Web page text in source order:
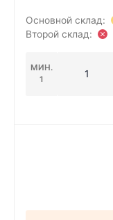
Основной склад:
Второй склад:
МИН.
1